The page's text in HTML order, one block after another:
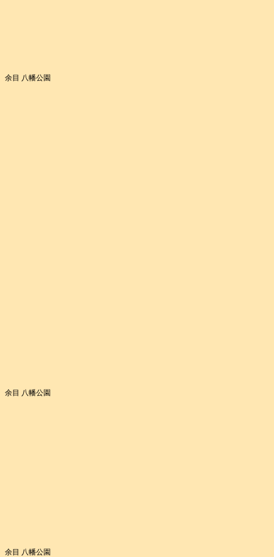
余目 八幡公園
余目 八幡公園
余目 八幡公園